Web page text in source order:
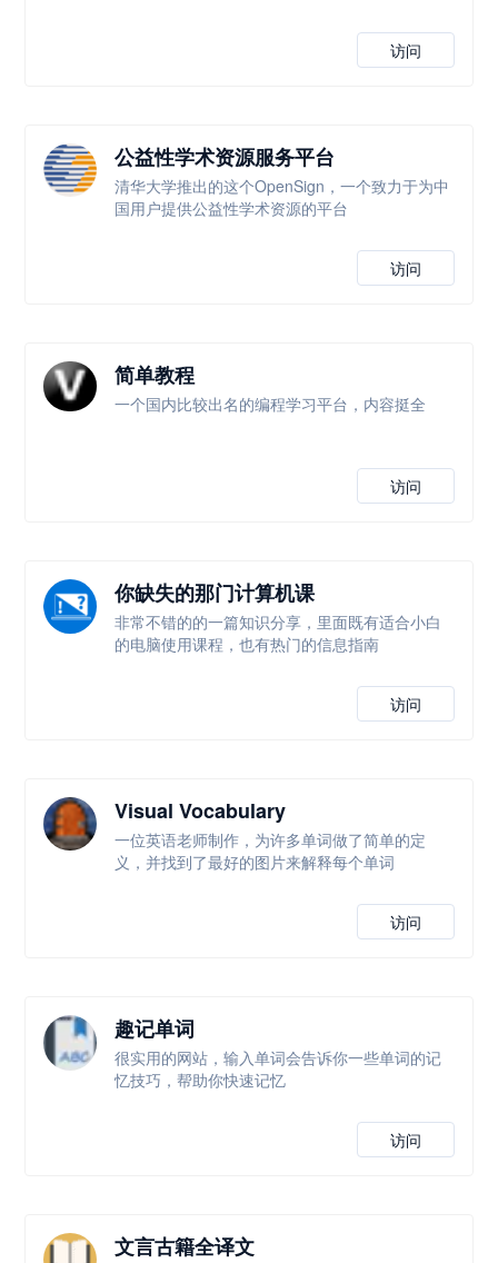
访问
公益性学术资源服务平台
清华大学推出的这个OpenSign，一个致力于为中
国用户提供公益性学术资源的平台
访问
简单教程
一个国内比较出名的编程学习平台，内容挺全
访问
你缺失的那门计算机课
非常不错的的一篇知识分享，里面既有适合小白
的电脑使用课程，也有热门的信息指南
访问
Visual Vocabulary
一位英语老师制作，为许多单词做了简单的定
义，并找到了最好的图片来解释每个单词
访问
趣记单词
很实用的网站，输入单词会告诉你一些单词的记
忆技巧，帮助你快速记忆
访问
文言古籍全译文